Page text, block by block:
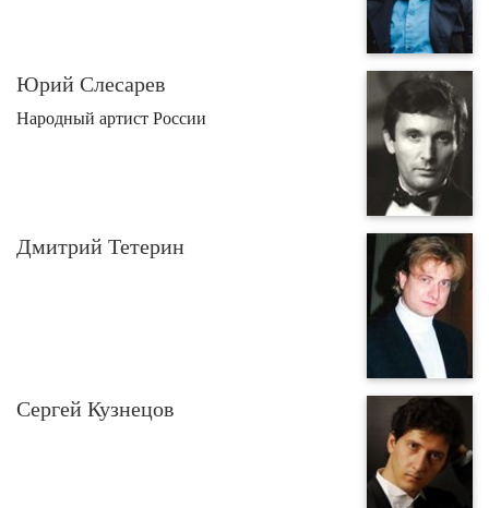
Юрий Слесарев
Народный артист России
Дмитрий Тетерин
Сергей Кузнецов